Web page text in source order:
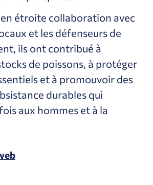
étroite collaboration avec
et les défenseurs de
ils ont contribué à
de poissons, à protéger
et à promouvoir des
durables qui
aux hommes et à la